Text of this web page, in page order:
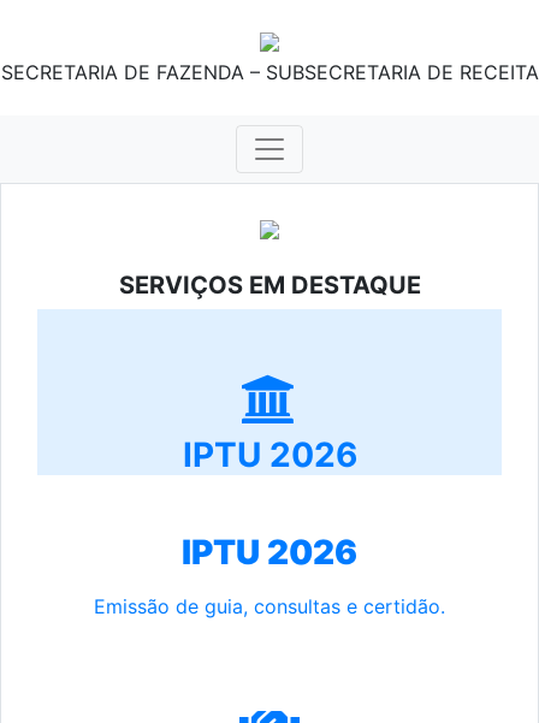
SECRETARIA DE FAZENDA – SUBSECRETARIA DE RECEITA
SERVIÇOS EM DESTAQUE
IPTU 2026
IPTU 2026
Emissão de guia, consultas e certidão.